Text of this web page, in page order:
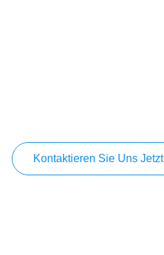
Kontaktieren Sie Uns Jetzt